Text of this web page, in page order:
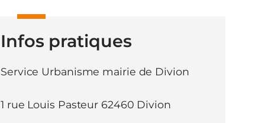
Infos pratiques
Service Urbanisme mairie de Divion
1 rue Louis Pasteur 62460 Divion